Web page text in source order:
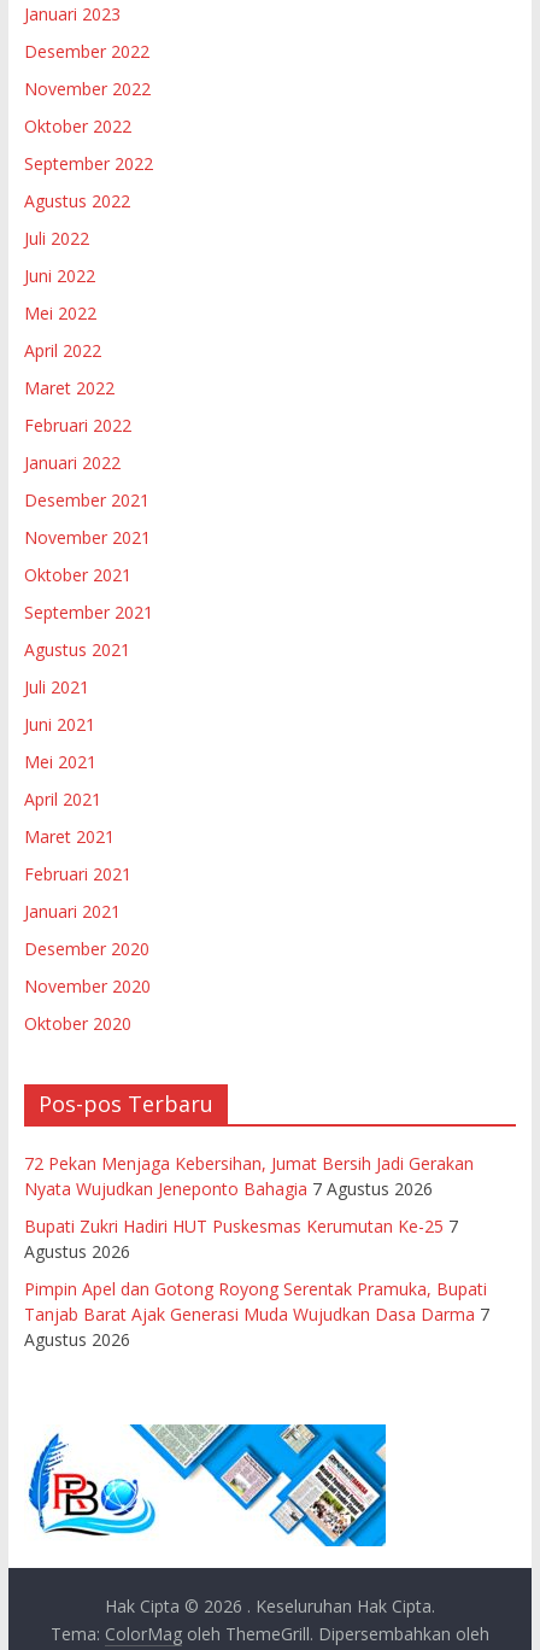
Januari 2023
Desember 2022
November 2022
Oktober 2022
September 2022
Agustus 2022
Juli 2022
Juni 2022
Mei 2022
April 2022
Maret 2022
Februari 2022
Januari 2022
Desember 2021
November 2021
Oktober 2021
September 2021
Agustus 2021
Juli 2021
Juni 2021
Mei 2021
April 2021
Maret 2021
Februari 2021
Januari 2021
Desember 2020
November 2020
Oktober 2020
Pos-pos Terbaru
72 Pekan Menjaga Kebersihan, Jumat Bersih Jadi Gerakan
Nyata Wujudkan Jeneponto Bahagia 7 Agustus 2026
Bupati Zukri Hadiri HUT Puskesmas Kerumutan Ke-25 7
Agustus 2026
Pimpin Apel dan Gotong Royong Serentak Pramuka, Bupati
Tanjab Barat Ajak Generasi Muda Wujudkan Dasa Darma 7
Agustus 2026
Hak Cipta © 2026 . Keseluruhan Hak Cipta.
Tema: ColorMagoleh ThemeGrill. Dipersembahkan oleh